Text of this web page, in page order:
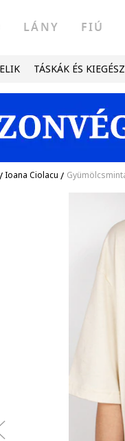
LÁNY FIÚ
TÁSKÁK ÉS
/Ioana Ciolacu /